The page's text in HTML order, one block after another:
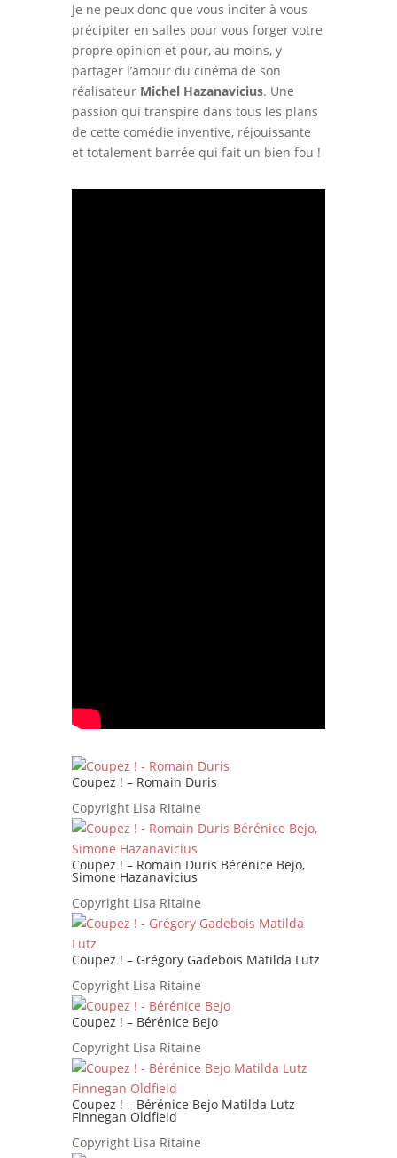
Je ne peux donc que vous inciter à vous
précipiter en salles pour vous forger votre
propre opinion et pour, au moins, y
partager l’amour du cinéma de son
réalisateur Michel Hazanavicius. Une
passion qui transpire dans tous les plans
de cette comédie inventive, réjouissante
et totalement barrée qui fait un bien fou !
Coupez ! – Romain Duris
Copyright Lisa Ritaine
Coupez ! – Romain Duris Bérénice Bejo,
Simone Hazanavicius
Copyright Lisa Ritaine
Coupez ! – Grégory Gadebois Matilda Lutz
Copyright Lisa Ritaine
Coupez ! – Bérénice Bejo
Copyright Lisa Ritaine
Coupez ! – Bérénice Bejo Matilda Lutz
Finnegan Oldfield
Copyright Lisa Ritaine